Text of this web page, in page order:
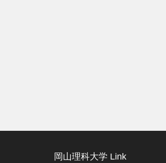
岡山理科大学 Link